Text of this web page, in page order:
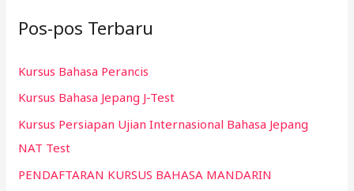
u
t
u
k
:
Pos-pos Terbaru
Kursus Bahasa Perancis
Kursus Bahasa Jepang J-Test
Kursus Persiapan Ujian Internasional Bahasa Jepang
NAT Test
PENDAFTARAN KURSUS BAHASA MANDARIN